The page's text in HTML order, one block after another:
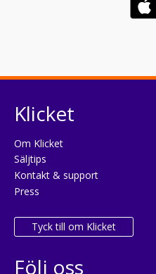
Klicket
Om Klicket
Säljtips
Kontakt & support
Press
Tyck till om Klicket
Följ oss